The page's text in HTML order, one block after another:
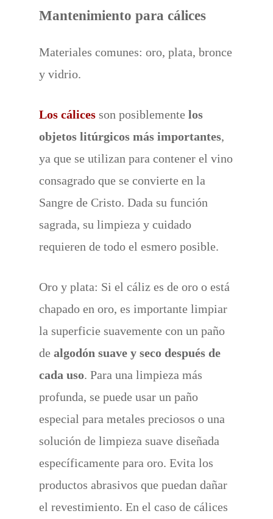
Mantenimiento para cálices
Materiales comunes: oro, plata, bronce
y vidrio.
Los cálices son posiblemente los
objetos litúrgicos más importantes,
ya que se utilizan para contener el vino
consagrado que se convierte en la
Sangre de Cristo. Dada su función
sagrada, su limpieza y cuidado
requieren de todo el esmero posible.
Oro y plata: Si el cáliz es de oro o está
chapado en oro, es importante limpiar
la superficie suavemente con un paño
de algodón suave y seco después de
cada uso. Para una limpieza más
profunda, se puede usar un paño
especial para metales preciosos o una
solución de limpieza suave diseñada
específicamente para oro. Evita los
productos abrasivos que puedan dañar
el revestimiento. En el caso de cálices